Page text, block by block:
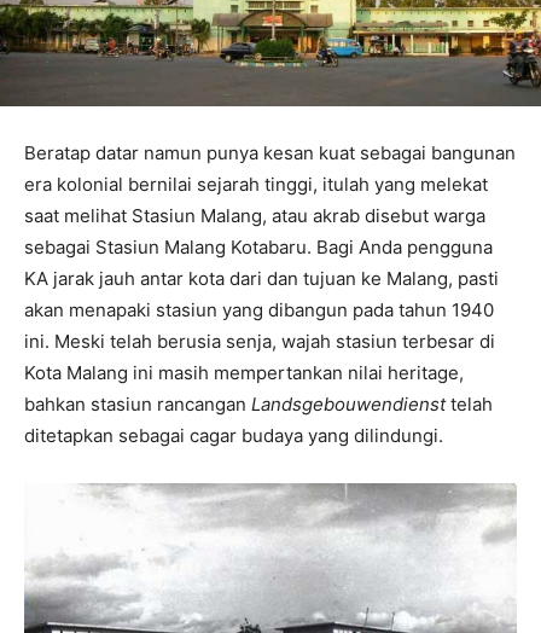
Beratap datar namun punya kesan kuat sebagai bangunan
era kolonial bernilai sejarah tinggi, itulah yang melekat
saat melihat Stasiun Malang, atau akrab disebut warga
sebagai Stasiun Malang Kotabaru. Bagi Anda pengguna
KA jarak jauh antar kota dari dan tujuan ke Malang, pasti
akan menapaki stasiun yang dibangun pada tahun 1940
ini. Meski telah berusia senja, wajah stasiun terbesar di
Kota Malang ini masih mempertankan nilai heritage,
bahkan stasiun rancangan Landsgebouwendiensttelah
ditetapkan sebagai cagar budaya yang dilindungi.